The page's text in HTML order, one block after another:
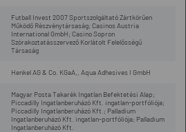
Futball Invest 2007 Sportszolgáltató Zártkörűen
Működő Részvénytársaság; Casinos Austria
International GmbH; Casino Sopron
Szórakoztatásszervező Korlátolt Felelősségű
Társaság
Henkel AG & Co. KGaA,, Aqua Adhesives I GmbH
Magyar Posta Takarék Ingatlan Befektetési Alap;
Piccadilly Ingatlanberuházó Kft. ingatlan-portfóliója;
Piccadilly Ingatlanberuházó Kft.; Palladium
Ingatlanberuházó Kft. ingatlan-portfóliója; Palladium
Ingatlanberuházó Kft.